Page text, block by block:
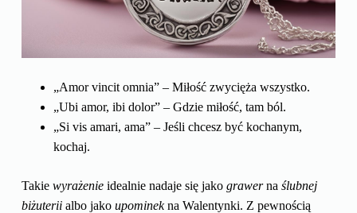
„Amor vincit omnia” – Miłość zwycięża wszystko.
„Ubi amor, ibi dolor” – Gdzie miłość, tam ból.
„Si vis amari, ama” – Jeśli chcesz być kochanym,
kochaj.
Takie wyrażenieidealnie nadaje się jako grawerna ślubnej
biżuteriialbo jako upominekna Walentynki. Z pewnością